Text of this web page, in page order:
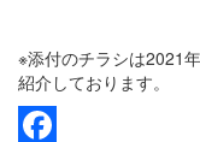
※添付のチラシは2021
紹介しております。